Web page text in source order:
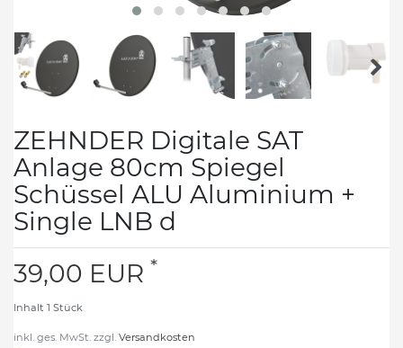
ZEHNDER Digitale SAT
Anlage 80cm Spiegel
Schüssel ALU Aluminium +
Single LNB d
39,00 EUR *
Inhalt 1 Stück
inkl. ges. MwSt. zzgl. Versandkosten